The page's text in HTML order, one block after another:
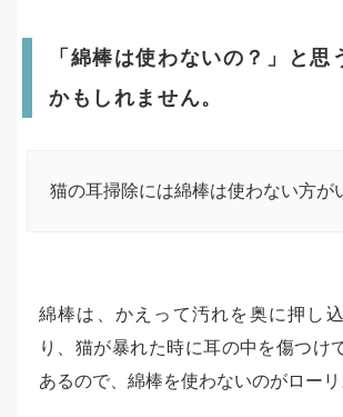
「綿棒は使わないの？」と思
かもしれません。
猫の耳掃除には綿棒は使わない方が
綿棒は、かえって汚れを奥に押し
り、猫が暴れた時に耳の中を傷つけ
あるので、綿棒を使わないのがローリ